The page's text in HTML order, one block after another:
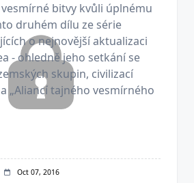
bitvy kvůli úplnému
druhém dílu ze série
o nejnovější aktualizaci
- ohledně jeho setkání se
skupin, civilizací
„Aliancí tajného vesmírného
Oct 07, 2016